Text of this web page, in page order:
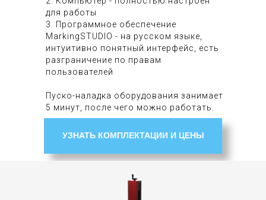
для работы
3. Программное обеспечение
MarkingSTUDIO - на русском языке,
интуитивно понятный интерфейс, есть
разграничение по правам
пользователей
Пуско-наладка оборудования занимает
5 минут, после чего можно работать.
УЗНАТЬ КОМПЛЕКТАЦИИ И ЦЕНЫ